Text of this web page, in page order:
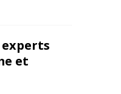
experts
et